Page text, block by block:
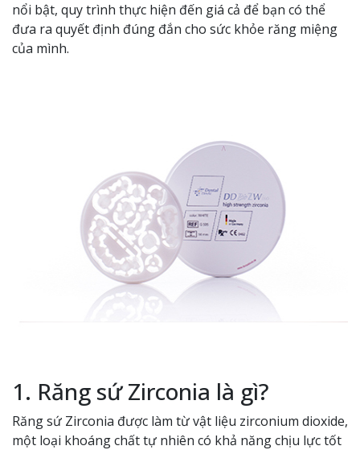
nổi bật, quy trình thực hiện đến giá cả để bạn có thể
đưa ra quyết định đúng đắn cho sức khỏe răng miệng
của mình.
1. Răng sứ Zirconia là gì?
Răng sứ Zirconia được làm từ vật liệu zirconium dioxide,
một loại khoáng chất tự nhiên có khả năng chịu lực tốt